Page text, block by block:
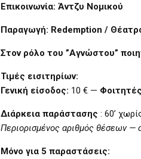
Επικοινωνία: Άντζυ Νομικού
Παραγωγή: Redemption /
Στον ρόλο του ”Αγνώστου”
Τιμές εισιτηρίων:
Γενική είσοδος: 10 € —
Διάρκεια παράστασης : 60’
Περιορισμένος αριθμός θέσεων —
Μόνο για 5 παραστάσεις: